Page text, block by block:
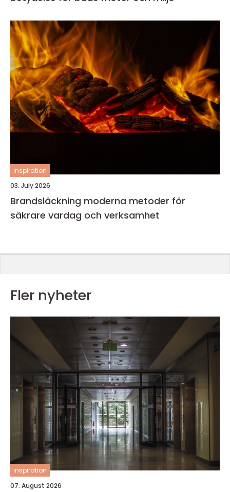
inspiration
03. July 2026
Brandsläckning moderna metoder för
säkrare vardag och verksamhet
Fler nyheter
inspiration
07. August 2026